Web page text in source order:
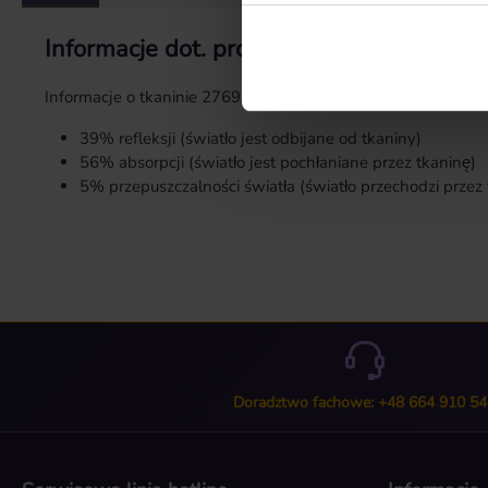
Informacje dot. produktu "Próbka tkanina
Informacje o tkaninie 2769:
39% refleksji (światło jest odbijane od tkaniny)
56% absorpcji (światło jest pochłaniane przez tkaninę)
5% przepuszczalności światła (światło przechodzi
Doradztwo fachowe: +48 664 910